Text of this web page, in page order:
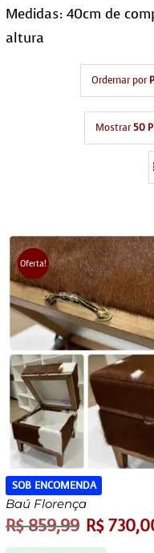
Medidas: 40cm de
altura
Ordernar por
Mostrar50
Oferta!
SOB ENCOMENDA
Baú Florença
R$859,99 R$